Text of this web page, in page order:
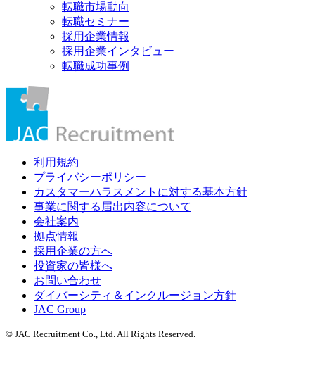
転職市場動向
転職セミナー
採用企業情報
採用企業インタビュー
転職成功事例
利用規約
プライバシーポリシー
カスタマーハラスメントに対する基本方針
事業に関する届出内容について
会社案内
拠点情報
採用企業の方へ
投資家の皆様へ
お問い合わせ
ダイバーシティ＆インクルージョン方針
JAC Group
© JAC Recruitment Co., Ltd. All Rights Reserved.